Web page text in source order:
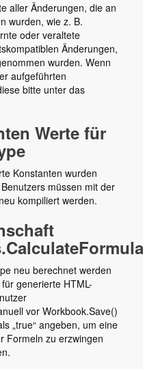
aller Änderungen, die an
wurden, wie z. B.
oder veraltete
Änderungen,
wurden. Wenn
aufgeführten
bitte unter das
Werte für
Konstanten wurden
müssen mit der
kompiliert werden.
neu berechnet werden
generierte HTML-
vor Workbook.Save()
„true“ angeben, um eine
Formeln zu erzwingen